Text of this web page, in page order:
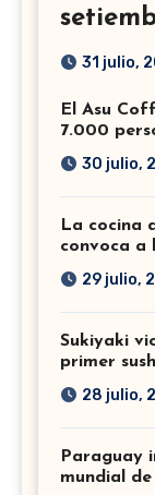
31 julio,
El Asu
7.000
30 julio,
La cocina
convoca a
29 julio,
Sukiyaki
primer
28 julio,
Paraguay
mundial